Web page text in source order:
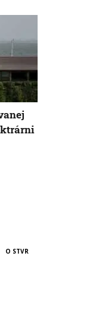
O STVR